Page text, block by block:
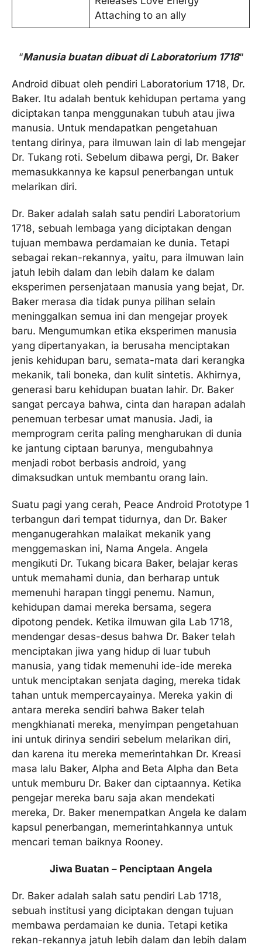
Attaching to an ally
“Manusia buatan dibuat di Laboratorium 1718“
Android dibuat oleh pendiri Laboratorium 1718, Dr.
Baker. Itu adalah bentuk kehidupan pertama yang
diciptakan tanpa menggunakan tubuh atau jiwa
manusia. Untuk mendapatkan pengetahuan
tentang dirinya, para ilmuwan lain di lab mengejar
Dr. Tukang roti. Sebelum dibawa pergi, Dr. Baker
memasukkannya ke kapsul penerbangan untuk
melarikan diri.
Dr. Baker adalah salah satu pendiri Laboratorium
1718, sebuah lembaga yang diciptakan dengan
tujuan membawa perdamaian ke dunia. Tetapi
sebagai rekan-rekannya, yaitu, para ilmuwan lain
jatuh lebih dalam dan lebih dalam ke dalam
eksperimen persenjataan manusia yang bejat, Dr.
Baker merasa dia tidak punya pilihan selain
meninggalkan semua ini dan mengejar proyek
baru. Mengumumkan etika eksperimen manusia
yang dipertanyakan, ia berusaha menciptakan
jenis kehidupan baru, semata-mata dari kerangka
mekanik, tali boneka, dan kulit sintetis. Akhirnya,
generasi baru kehidupan buatan lahir. Dr. Baker
sangat percaya bahwa, cinta dan harapan adalah
penemuan terbesar umat manusia. Jadi, ia
memprogram cerita paling mengharukan di dunia
ke jantung ciptaan barunya, mengubahnya
menjadi robot berbasis android, yang
dimaksudkan untuk membantu orang lain.
Suatu pagi yang cerah, Peace Android Prototype 1
terbangun dari tempat tidurnya, dan Dr. Baker
menganugerahkan malaikat mekanik yang
menggemaskan ini, Nama Angela. Angela
mengikuti Dr. Tukang bicara Baker, belajar keras
untuk memahami dunia, dan berharap untuk
memenuhi harapan tinggi penemu. Namun,
kehidupan damai mereka bersama, segera
dipotong pendek. Ketika ilmuwan gila Lab 1718,
mendengar desas-desus bahwa Dr. Baker telah
menciptakan jiwa yang hidup di luar tubuh
manusia, yang tidak memenuhi ide-ide mereka
untuk menciptakan senjata daging, mereka tidak
tahan untuk mempercayainya. Mereka yakin di
antara mereka sendiri bahwa Baker telah
mengkhianati mereka, menyimpan pengetahuan
ini untuk dirinya sendiri sebelum melarikan diri,
dan karena itu mereka memerintahkan Dr. Kreasi
masa lalu Baker, Alpha and Beta Alpha dan Beta
untuk memburu Dr. Baker dan ciptaannya. Ketika
pengejar mereka baru saja akan mendekati
mereka, Dr. Baker menempatkan Angela ke dalam
kapsul penerbangan, memerintahkannya untuk
mencari teman baiknya Rooney.
Jiwa Buatan – Penciptaan Angela
Dr. Baker adalah salah satu pendiri Lab 1718,
sebuah institusi yang diciptakan dengan tujuan
membawa perdamaian ke dunia. Tetapi ketika
rekan-rekannya jatuh lebih dalam dan lebih dalam